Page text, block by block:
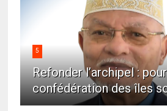
5
Refonder l’archipel :
confédération des îles